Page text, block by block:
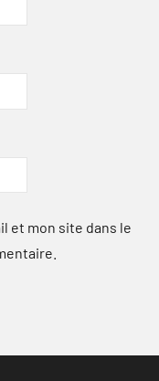
et mon site dans le